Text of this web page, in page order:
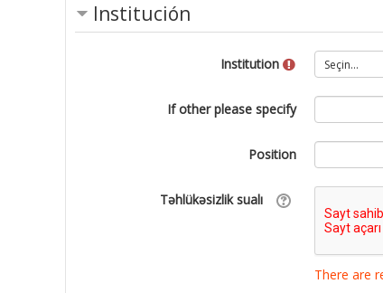
Institución
Institution
If other please specify
Position
Təhlükəsizlik sualı
There are